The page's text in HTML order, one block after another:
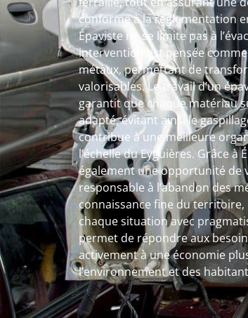
conforme à la réglementation
Épaviste ne se limite pas à
intervention est pensée
métaux, permettant de
valorisables. Le travail d’un
garantit que chaque matériau
adapté, évitant ainsi le
contribue à une meilleure
l’échelle du Eyguières. Grâce
également une opportunité
responsable à l’abandon des
connaissance fine du territoire,
chaque situation avec
permet de répondre aux
activement à une économie
l’environnement et des